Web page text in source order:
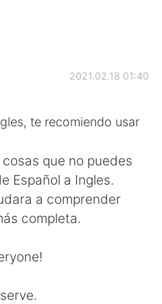
文
2021.02.18 01:40
te recomiendo usar
que no puedes
Español a Ingles.
a comprender
completa.